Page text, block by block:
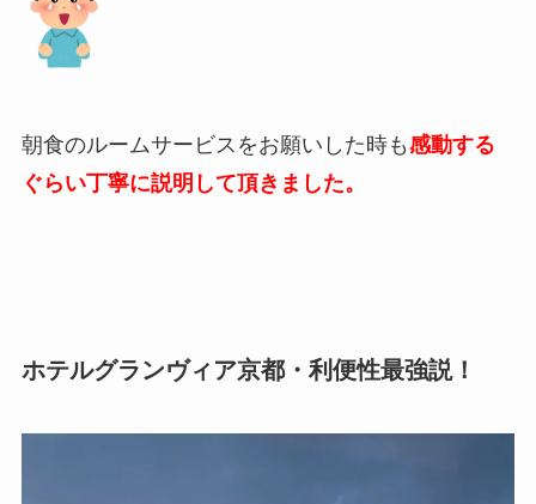
朝食のルームサービスをお願いした時も感動する
ぐらい丁寧に説明して頂きました。
ホテルグランヴィア京都・利便性最強説！